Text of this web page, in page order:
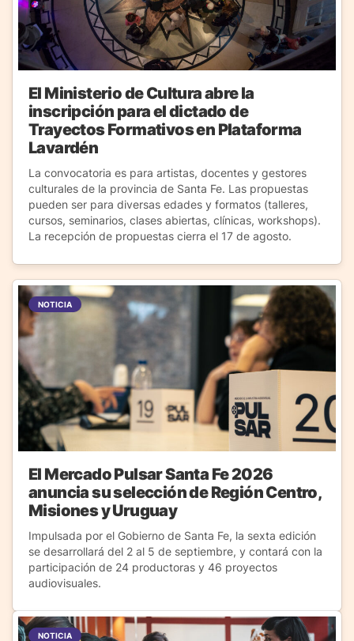
El Ministerio de Cultura abre la
inscripción para el dictado de
Trayectos Formativos en Plataforma
Lavardén
La convocatoria es para artistas, docentes y gestores
culturales de la provincia de Santa Fe. Las propuestas
pueden ser para diversas edades y formatos (talleres,
cursos, seminarios, clases abiertas, clínicas, workshops).
La recepción de propuestas cierra el 17 de agosto.
NOTICIA
El Mercado Pulsar Santa Fe 2026
anuncia su selección de Región Centro,
Misiones y Uruguay
Impulsada por el Gobierno de Santa Fe, la sexta edición
se desarrollará del 2 al 5 de septiembre, y contará con la
participación de 24 productoras y 46 proyectos
audiovisuales.
NOTICIA